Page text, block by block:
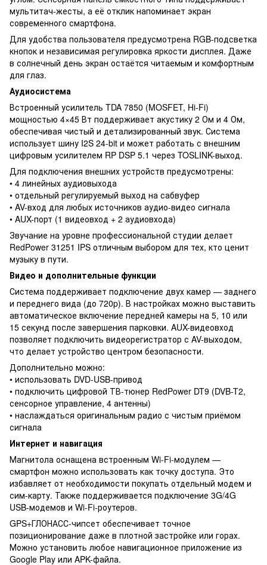
мультитач-жесты, а её отклик напоминает экран
современного смартфона.
Для удобства пользователя предусмотрена RGB-подсветка
кнопок и независимая регулировка яркости дисплея. Даже
в солнечный день экран остаётся читаемым и комфортным
для глаз.
Аудиосистема
Встроенный усилитель TDA 7850 (MOSFET, Hi-Fi)
мощностью 4×45 Вт поддерживает акустику 2 Ом и 4 Ом,
обеспечивая чистый и детализированный звук. Система
использует шину I2S 24-bit и может работать с внешним
цифровым усилителем RP DSP 5.1 через TOSLINK-выход.
Для подключения внешних устройств предусмотрены:
• 4 линейных аудиовыхода
• отдельный регулируемый выход на сабвуфер
• AV-вход для любых источников аудио-видео сигнала
• AUX-порт (1 видеовход + 2 аудиовхода)
Звучание на уровне профессиональной студии делает
RedPower 31251 IPS отличным выбором для тех, кто ценит
музыку в пути.
Видео и дополнительные функции
Система поддерживает подключение двух камер — заднего
и переднего вида (до 720p). В настройках можно выставить
автоматическое включение передней камеры на 5, 10 или
15 секунд после завершения парковки. AUX-видеовход
позволяет подключить видеорегистратор с AV-выходом,
что делает устройство центром безопасности.
Дополнительно можно:
• использовать DVD-USB-привод
• подключить цифровой ТВ-тюнер RedPower DT9 (DVB-T2,
сенсорное управление, 4 антенны)
• наслаждаться оригинальным радио с чистым приёмом
сигнала
Интернет и навигация
Магнитола оснащена встроенным Wi-Fi-модулем —
смартфон можно использовать как точку доступа. Это
избавляет от необходимости покупать отдельный модем и
сим-карту. Также поддерживается подключение 3G/4G
USB-модемов и Wi-Fi-роутеров.
GPS+ГЛОНАСС-чипсет обеспечивает точное
позиционирование даже в плотной застройке или горах.
Можно установить любое навигационное приложение из
Google Play или APK-файла.